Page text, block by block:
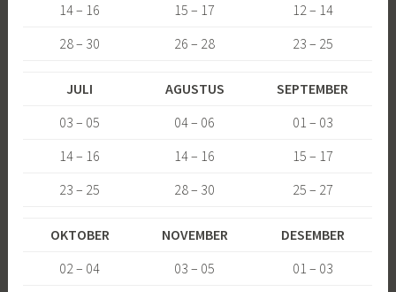
14 – 16
15 – 17
12 – 14
28 – 30
26 – 28 23 – 25
JULI AGUSTUS
SEPTEMBER
03 – 05
04 – 06
01 – 03
14 – 16
14 – 16
15 – 17
23 – 25
28 – 30 25 – 27
OKTOBER NOVEMBER
DESEMBER
02 – 04
03 – 05
01 – 03